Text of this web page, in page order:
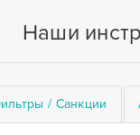
Наши
/ Санкции